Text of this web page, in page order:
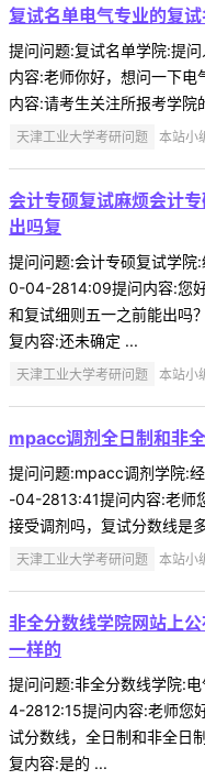
复试名单电气专业的复
提问问题:复试名单学院:提
内容:老师你好，想问一下电
内容:请考生关注所报考学院
天津工业大学考研问题 本站小
会计专硕复试麻烦会计
出吗复
提问问题:会计专硕复试学
0-04-2814:09提问内容:您
和复试细则五一之前能出吗
复内容:还未确定 ...
天津工业大学考研问题 本站小
mpacc调剂全日制和非
提问问题:mpacc调剂学院:
-04-2813:41提问内容:老师
接受调剂吗，复试分数线是
天津工业大学考研问题 本站小
非全分数线学院网站上
一样的
提问问题:非全分数线学院:
4-2812:15提问内容:老师您
试分数线，全日制和非全日
复内容:是的 ...